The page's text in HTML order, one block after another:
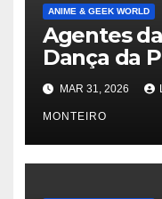
ANIME & GEEK WORLD
Agentes
Dança da
Episódio 1
MAR 31, 2026
MONTEIRO